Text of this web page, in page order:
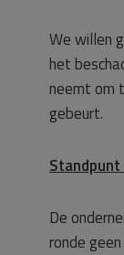
We willen
het
neemt om
gebeurt.
De
ronde